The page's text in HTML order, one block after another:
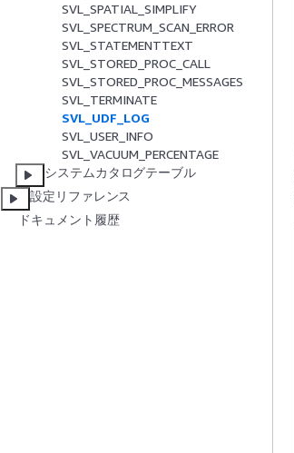
SVL_SPATIAL_SIMPLIFY
SVL_SPECTRUM_SCAN_ERROR
SVL_STATEMENTTEXT
SVL_STORED_PROC_CALL
SVL_STORED_PROC_MESSAGES
SVL_TERMINATE
SVL_UDF_LOG
SVL_USER_INFO
SVL_VACUUM_PERCENTAGE
システムカタログテーブル
設定リファレンス
ドキュメント履歴